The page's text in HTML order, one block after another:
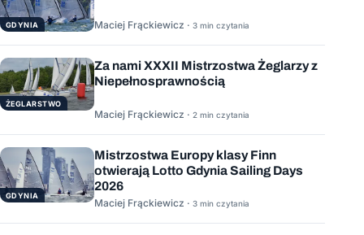
GDYNIA Maciej Frąckiewicz · 3 min czytania
ŻEGLARSTWO
Za nami XXXII Mistrzostwa Żeglarzy z
Niepełnosprawnością
Maciej Frąckiewicz · 2 min czytania
GDYNIA
Mistrzostwa Europy klasy Finn
otwierają Lotto Gdynia Sailing Days
2026
Maciej Frąckiewicz · 3 min czytania